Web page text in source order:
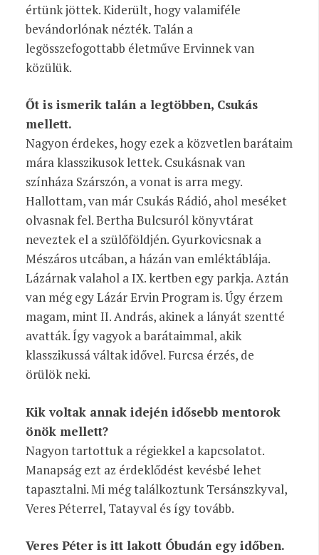
értünk jöttek. Kiderült, hogy valamiféle
bevándorlónak nézték. Talán a
legösszefogottabb életműve Ervinnek van
közülük.
Őt is ismerik talán a legtöbben, Csukás
mellett.
Nagyon érdekes, hogy ezek a közvetlen barátaim
mára klasszikusok lettek. Csukásnak van
színháza Szárszón, a vonat is arra megy.
Hallottam, van már Csukás Rádió, ahol meséket
olvasnak fel. Bertha Bulcsuról könyvtárat
neveztek el a szülőföldjén. Gyurkovicsnak a
Mészáros utcában, a házán van emléktáblája.
Lázárnak valahol a IX. kertben egy parkja. Aztán
van még egy Lázár Ervin Program is. Úgy érzem
magam, mint II. András, akinek a lányát szentté
avatták. Így vagyok a barátaimmal, akik
klasszikussá váltak idővel. Furcsa érzés, de
örülök neki.
Kik voltak annak idején idősebb mentorok
önök mellett?
Nagyon tartottuk a régiekkel a kapcsolatot.
Manapság ezt az érdeklődést kevésbé lehet
tapasztalni. Mi még találkoztunk Tersánszkyval,
Veres Péterrel, Tatayval és így tovább.
Veres Péter is itt lakott Óbudán egy időben.